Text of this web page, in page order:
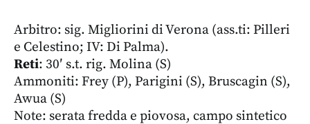
Arbitro: sig. Migliorini di Verona (ass.ti: Pilleri
e Celestino; IV: Di Palma).
Reti: 30′ s.t. rig. Molina (S)
Ammoniti: Frey (P), Parigini (S), Bruscagin (S),
Awua (S)
Note: serata fredda e piovosa, campo sintetico